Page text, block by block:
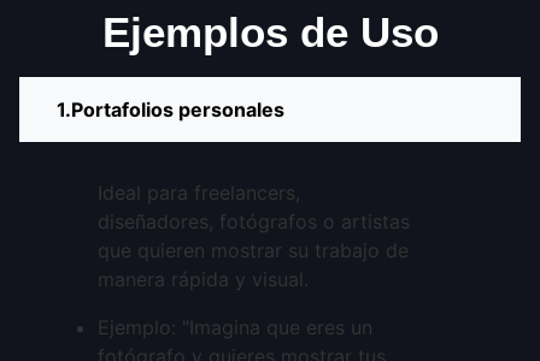
Ejemplos de Uso
Portafolios personales
Ideal para freelancers,
diseñadores, fotógrafos o artistas
que quieren mostrar su trabajo de
manera rápida y visual.
Ejemplo: "Imagina que eres un